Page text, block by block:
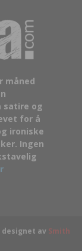
måned
satire og
for å
ironiske
Ingen
av Smith